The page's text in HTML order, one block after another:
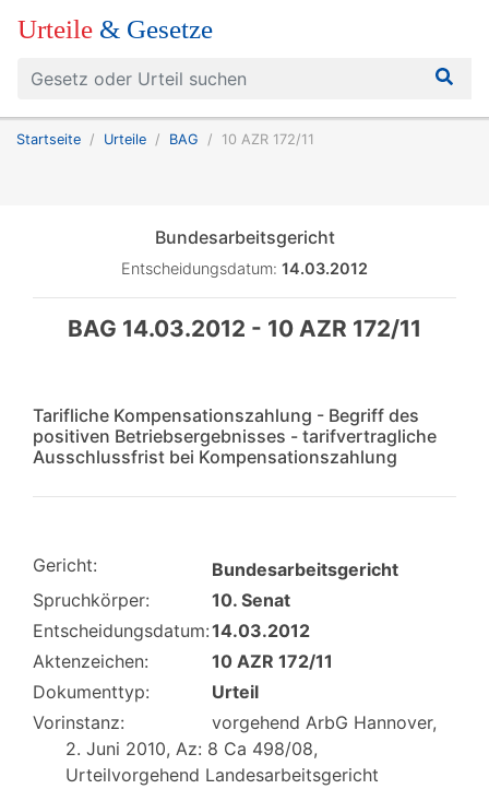
Urteile & Gesetze
Startseite Urteile BAG 10 AZR 172/11
Bundesarbeitsgericht
Entscheidungsdatum: 14.03.2012
BAG 14.03.2012 - 10 AZR 172/11
Tarifliche Kompensationszahlung - Begriff des
positiven Betriebsergebnisses - tarifvertragliche
Ausschlussfrist bei Kompensationszahlung
Gericht:
Bundesarbeitsgericht
Spruchkörper:
10. Senat
Entscheidungsdatum:14.03.2012
Aktenzeichen:
10 AZR 172/11
Dokumenttyp:
Urteil
Vorinstanz:
vorgehend ArbG Hannover,
2. Juni 2010, Az: 8 Ca 498/08,
Urteilvorgehend Landesarbeitsgericht